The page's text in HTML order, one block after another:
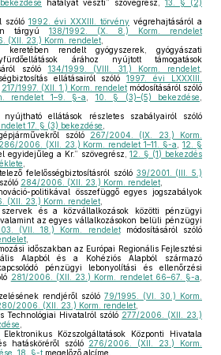
hatályát veszti” szövegrész, 13. § (2)
szóló 1992. évi XXXIII. törvény végrehajtásáról a
tárgyú 138/1992. (X. 8.) Korm. rendelet
(XII. 23.) Korm. rendelet
rendelt gyógyszerek, gyógyászati
árához nyújtott támogatások
szóló 134/1999. (VIII. 31.) Korm. rendelet
ellátásairól szóló1997. évi LXXXIII.
217/1997. (XII. 1.) Korm. rendelet módosításáról szóló
rendelet 1–9. §-a
10. § (3)–(5) bekezdése
ellátások részletes szabályairól szóló
17. § (3) bekezdése
szóló 267/2004. (IX. 23.) Korm.
286/2006. (XII. 23.) Korm. rendelet 1–11. §-a ,12. §
egyidejűleg a Kr.” szövegrész,12. § (1) bekezdés
felelősségbiztosításról szóló 39/2001. (III. 5.)
284/2006. (XII. 23.) Korm. rendelet
politikával összefüggő egyes jogszabályok
(XII. 23.) Korm. rendelet
és a közvállalkozások közötti pénzügyi
valamint az egyes vállalkozásokon belüli pénzügyi
(VII. 18.) Korm. rendeletmódosításáról szóló
időszakban az Európai Regionális Fejlesztési
Alapból és a Kohéziós Alapból származó
pénzügyi lebonyolítási és ellenőrzési
281/2006. (XII. 23.) Korm. rendelet 66–67. §-a
rendjéről szóló 79/1995. (VI. 30.) Korm.
2006. (XII. 23.) Korm. rendelet
Technológiai Hivatalról szóló 277/2006. (XII. 23.)
Közszolgáltatások Központi Hivatala
hatásköréről szóló 276/2006. (XII. 23.) Korm.
18. §-t megelőző alcíme,